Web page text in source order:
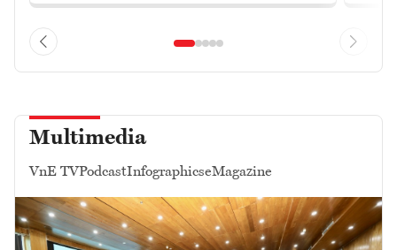
Multimedia
VnE TVPodcastInfographicseMagazine